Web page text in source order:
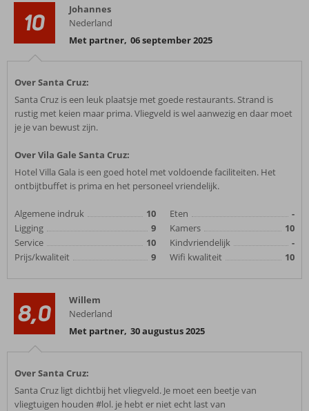
10
Johannes
Nederland
Met partner, 06 september 2025
Over Santa Cruz:
Santa Cruz is een leuk plaatsje met goede restaurants. Strand is
rustig met keien maar prima. Vliegveld is wel aanwezig en daar moet
je je van bewust zijn.
Over Vila Gale Santa Cruz:
Hotel Villa Gala is een goed hotel met voldoende faciliteiten. Het
ontbijtbuffet is prima en het personeel vriendelijk.
Algemene indruk
10
Ligging
9
Service
10
Prijs/kwaliteit
9
Eten
-
Kamers
10
Kindvriendelijk
-
Wifi kwaliteit
10
8,0
Willem
Nederland
Met partner, 30 augustus 2025
Over Santa Cruz:
Santa Cruz ligt dichtbij het vliegveld. Je moet een beetje van
vliegtuigen houden #lol. je hebt er niet echt last van